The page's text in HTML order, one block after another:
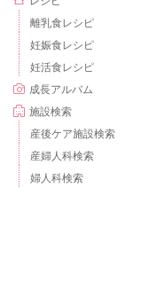
離乳食レシピ
妊娠食レシピ
妊活食レシピ
成長アルバム
施設検索
産後ケア施設検索
産婦人科検索
婦人科検索